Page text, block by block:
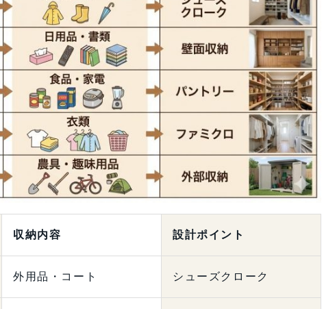
収納内容 設計ポイント
外用品・コート シューズクローク